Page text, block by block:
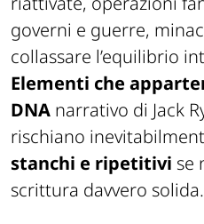
governi e guerre,
collassare l’equilibrio
Elementi che
DNA narrativo di Jack
rischiano
stanchi e ripetitivi se
scrittura davvero solida.